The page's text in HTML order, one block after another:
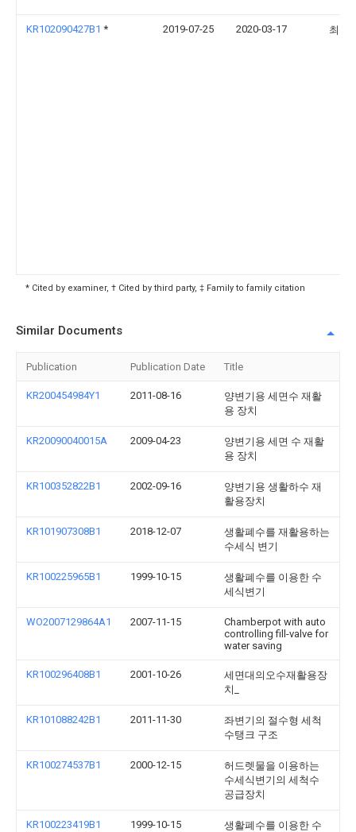
KR102090427B1 * 2019-07-25 2020-03-17 최창
* Cited by examiner, † Cited by third party, ‡ Family to family citation
Similar Documents
Publication Publication Date Title
KR200454984Y1 2011-08-16
양변기용 세면수 재활
용 장치
KR20090040015A 2009-04-23
양변기용 세면 수 재활
용 장치
KR100352822B1 2002-09-16
양변기용 생활하수 재
활용장치
KR101907308B1 2018-12-07
생활폐수를 재활용하는
수세식 변기
KR100225965B1 1999-10-15
생활폐수를 이용한 수
세식변기
WO2007129864A1 2007-11-15
Chamberpot with auto
controlling fill-valve for
water saving
KR100296408B1 2001-10-26
세면대의오수재활용장
치_
KR101088242B1 2011-11-30
좌변기의 절수형 세척
수탱크 구조
KR100274537B1 2000-12-15
허드렛물을 이용하는
수세식변기의 세척수
공급장치
KR100223419B1 1999-10-15
생활폐수를 이용한 수